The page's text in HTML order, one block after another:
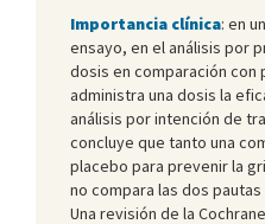
Importancia clínica: en
ensayo, en el análisis por
dosis en comparación con
administra una dosis la
análisis por intención de
concluye que tanto una
placebo para prevenir la
no compara las dos
Una revisión de la